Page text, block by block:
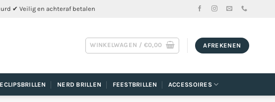
✔ Veilig en achteraf betalen
WINKELWAGEN / €0,00 AFREKENEN
ECLIPSBRILLEN NERD BRILLEN FEESTBRILLEN ACCESSOIRES